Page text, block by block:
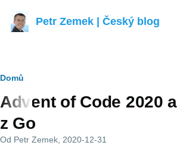
Petr Zemek | Český blog
Drobečková
navigace
Domů
Advent of Code 2020
z Go
Od Petr Zemek , 2020-12-31